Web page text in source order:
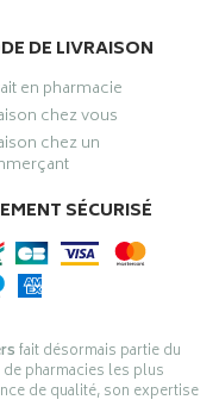
DE LIVRAISON
en pharmacie
chez vous
chez un
SÉCURISÉ
fait désormais partie du
de pharmacies les plus
de qualité, son expertise